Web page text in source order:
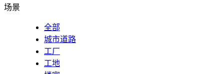
场景
全部
城市道路
工厂
工地